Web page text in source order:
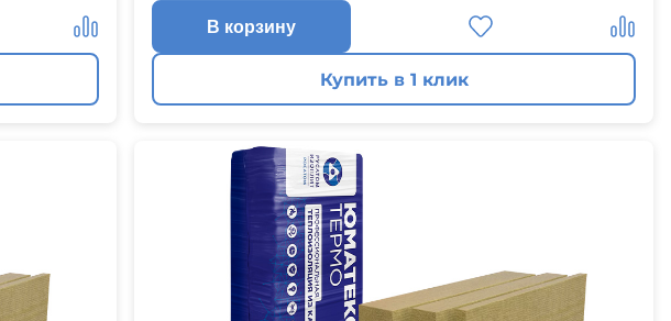
В корзину
Купить в 1 клик